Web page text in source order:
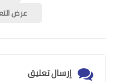
عرض
إرسال تعليق